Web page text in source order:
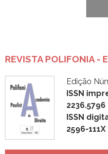
REVISTA POLIFONIA -
Edição
ISSN
2236.5796
ISSN
2596-111X